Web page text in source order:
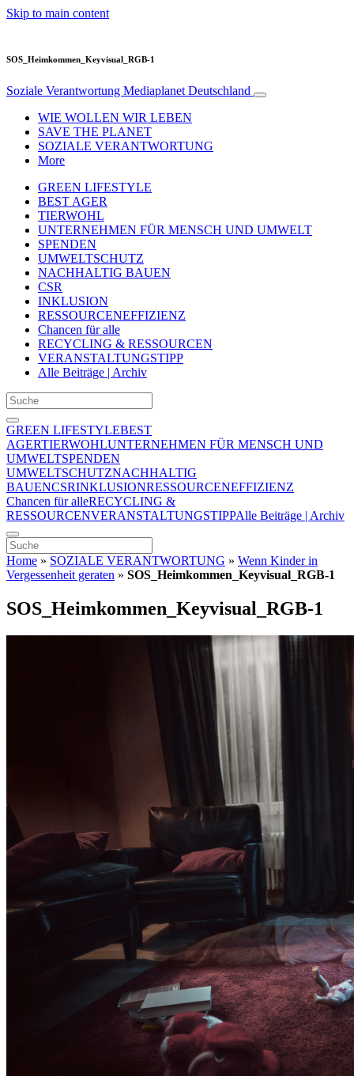
Skip to main content
SOS_Heimkommen_Keyvisual_RGB-1
Soziale Verantwortung Mediaplanet Deutschland
WIE WOLLEN WIR LEBEN
SAVE THE PLANET
SOZIALE VERANTWORTUNG
More
GREEN LIFESTYLE
BEST AGER
TIERWOHL
UNTERNEHMEN FÜR MENSCH UND UMWELT
SPENDEN
UMWELTSCHUTZ
NACHHALTIG BAUEN
CSR
INKLUSION
RESSOURCENEFFIZIENZ
Chancen für alle
RECYCLING & RESSOURCEN
VERANSTALTUNGSTIPP
Alle Beiträge | Archiv
GREEN LIFESTYLEBEST
AGERTIERWOHLUNTERNEHMEN FÜR MENSCH UND
UMWELTSPENDEN
UMWELTSCHUTZNACHHALTIG
BAUENCSRINKLUSIONRESSOURCENEFFIZIENZ
Chancen für alleRECYCLING &
RESSOURCENVERANSTALTUNGSTIPPAlle Beiträge | Archiv
Home » SOZIALE VERANTWORTUNG » Wenn Kinder in
Vergessenheit geraten » SOS_Heimkommen_Keyvisual_RGB-1
SOS_Heimkommen_Keyvisual_RGB-1